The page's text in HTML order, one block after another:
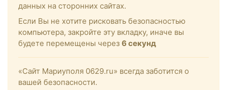
данных на сторонних сайтах.
Если Вы не хотите рисковать безопасностью
компьютера, закройте эту вкладку, иначе вы
будете перемещены через 6 секунд
«Сайт Мариуполя 0629.ru» всегда заботится о
вашей безопасности.